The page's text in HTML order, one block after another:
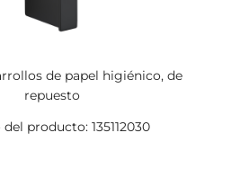
de papel higiénico, de
repuesto
producto: 135112030